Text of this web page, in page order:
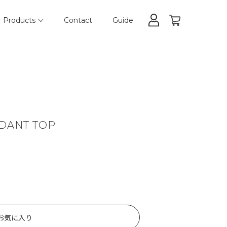
Products Contact Guide
TOP
気に入り